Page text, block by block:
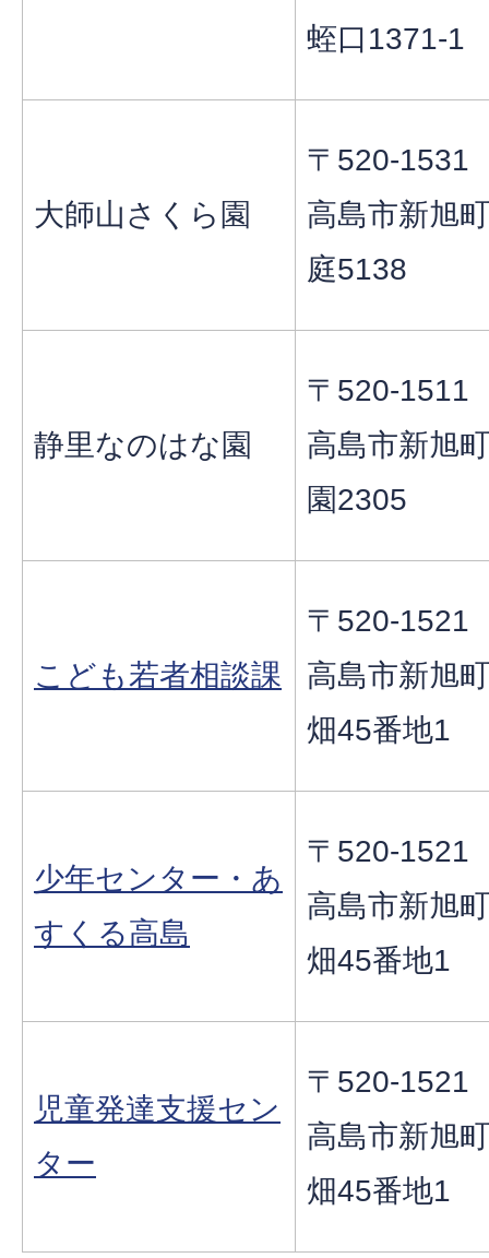
蛭口1371-1
大師山さくら園
〒520-1531
高島市新旭
庭5138
静里なのはな園
〒520-1511
高島市新旭
園2305
こども若者相談課
〒520-1521
高島市新旭
畑45番地1
少年センター・あ
すくる高島
〒520-1521
高島市新旭
畑45番地1
児童発達支援セン
ター
〒520-1521
高島市新旭
畑45番地1